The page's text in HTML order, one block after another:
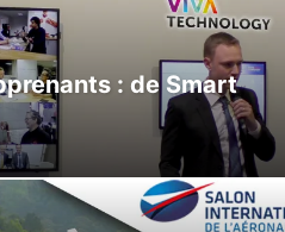
: de Smart